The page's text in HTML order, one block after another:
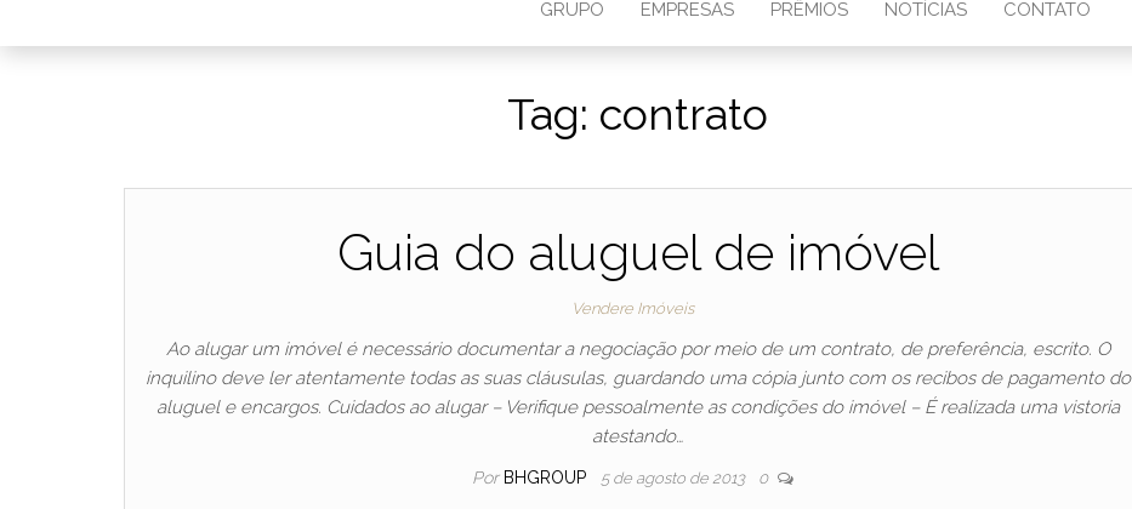
GRUPO EMPRESAS PRÊMIOS NOTÍCIAS CONTATO
Tag: contrato
Guia do aluguel de imóvel
Vendere Imóveis
Ao alugar um imóvel é necessário documentar a negociação por meio de um contrato, de preferência, escrito. O
inquilino deve ler atentamente todas as suas cláusulas, guardando uma cópia junto com os recibos de pagamento do
aluguel e encargos. Cuidados ao alugar – Verifique pessoalmente as condições do imóvel – É realizada uma vistoria
atestando…
Por BHGROUP 5 de agosto de 2013 0